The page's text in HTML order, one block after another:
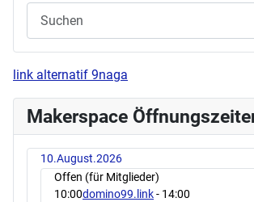
link alternatif 9naga
Makerspace
10.August.2026
Offen (für Mitglieder)
10:00domino99.link- 14:00